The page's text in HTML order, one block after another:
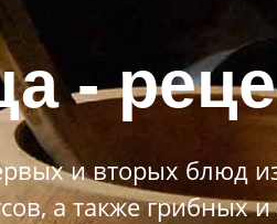
-
и вторых блюд
а также грибных